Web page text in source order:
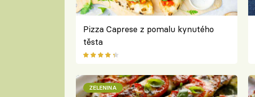
Pizza Caprese z pomalu kynutého
těsta
ZELENINA